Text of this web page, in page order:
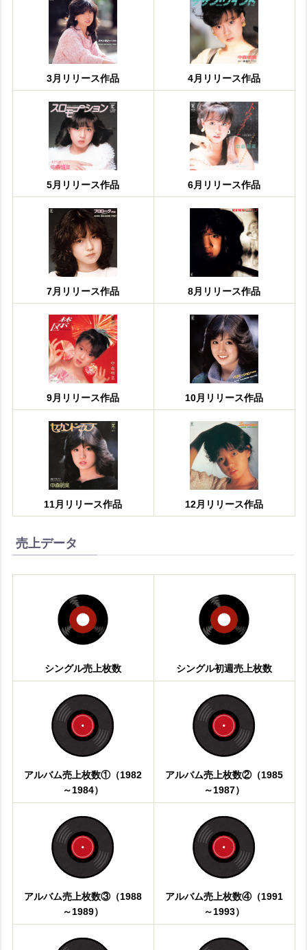
3月リリース作品 4月リリース作品
5月リリース作品 6月リリース作品
7月リリース作品 8月リリース作品
9月リリース作品 10月リリース作品
11月リリース作品 12月リリース作品
売上データ
シングル売上枚数 シングル初週売上枚数
アルバム売上枚数①（1982
～1984）
アルバム売上枚数②（1985
～1987）
アルバム売上枚数③（1988
～1989）
アルバム売上枚数④（1991
～1993）